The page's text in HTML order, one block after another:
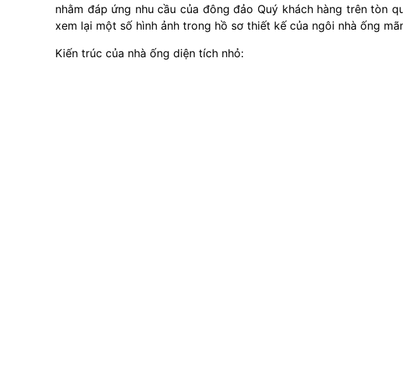
nhằm đáp ứng nhu cầu của đông đảo Quý khách hàng trên tòn
xem lại một số hình ảnh trong hồ sơ thiết kế của ngôi nhà ống
Kiến trúc của nhà ống diện tích nhỏ: